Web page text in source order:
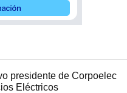
presidente de Corpoelec
Eléctricos